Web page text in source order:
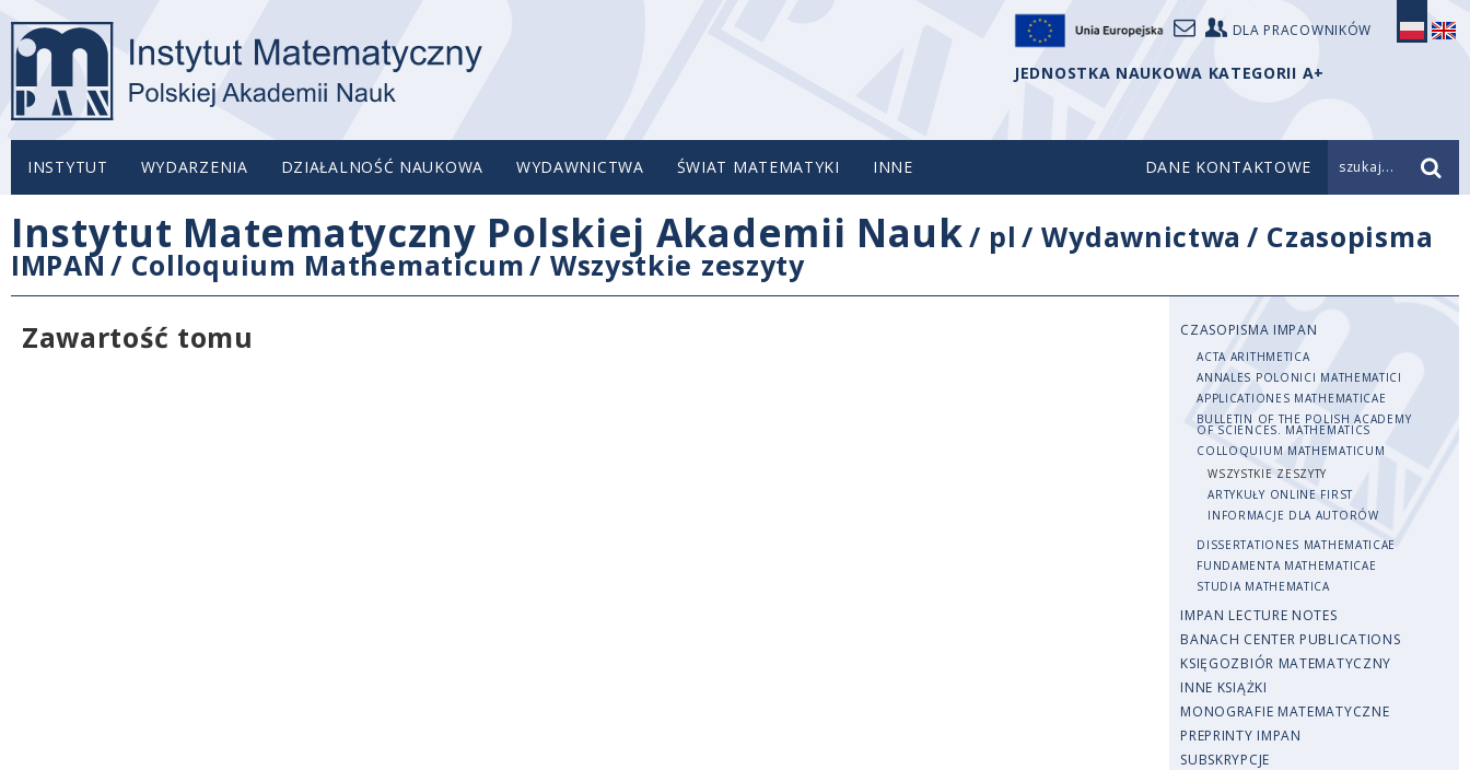
DLA PRACOWNIKÓW
JEDNOSTKA NAUKOWA KATEGORII A+
INSTYTUT WYDARZENIA DZIAŁALNOŚĆ NAUKOWA WYDAWNICTWA ŚWIAT MATEMATYKI INNE DANE KONTAKTOWE szukaj...
Instytut Matematyczny Polskiej Akademii Nauk/ pl /Wydawnictwa / Czasopisma
IMPAN / Colloquium Mathematicum/ Wszystkie zeszyty
Zawartość tomu
CZASOPISMA IMPAN
ACTA ARITHMETICA
ANNALES POLONICI MATHEMATICI
APPLICATIONES MATHEMATICAE
BULLETIN OF THE POLISH ACADEMY
OF SCIENCES. MATHEMATICS
COLLOQUIUM MATHEMATICUM
WSZYSTKIE ZESZYTY
ARTYKUŁY ONLINE FIRST
INFORMACJE DLA AUTORÓW
DISSERTATIONES MATHEMATICAE
FUNDAMENTA MATHEMATICAE
STUDIA MATHEMATICA
IMPAN LECTURE NOTES
BANACH CENTER PUBLICATIONS
KSIĘGOZBIÓR MATEMATYCZNY
INNE KSIĄŻKI
MONOGRAFIE MATEMATYCZNE
PREPRINTY IMPAN
SUBSKRYPCJE